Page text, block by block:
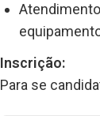
Inscrição:
Para se